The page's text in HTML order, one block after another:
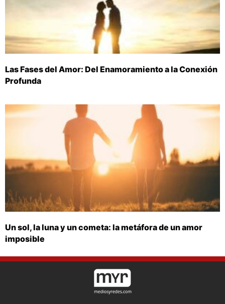
Las Fases del Amor: Del Enamoramiento a la Conexión
Profunda
Un sol, la luna y un cometa: la metáfora de un amor
imposible